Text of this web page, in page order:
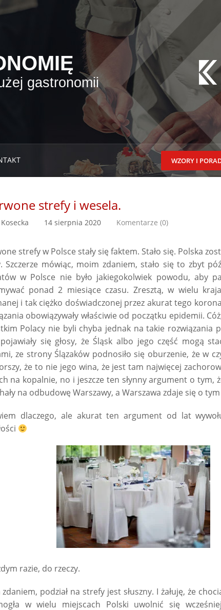
gastronomii
WZORY I
strefy i wesela.
14 sierpnia 2020 Komentarze (0)
strefy w Polsce stały się faktem. Stało się. Polska
Szczerze mówiąc, moim zdaniem, stało się to zbyt
w Polsce nie było jakiegokolwiek powodu, aby
ponad 2 miesiące czasu. Zresztą, w wielu
i tak ciężko doświadczonej przez akurat tego
obowiązywały właściwie od początku epidemii.
Polacy nie byli chyba jednak na takie rozwiązania
się głosy, że Śląsk albo jego część mogą
ze strony Ślązaków podnosiło się oburzenie, że w
że to nie jego wina, że jest tam najwięcej
na kopalnie, no i jeszcze ten słynny argument o tym,
na odbudowę Warszawy, a Warszawa zdaje się o
dlaczego, ale akurat ten argument od lat
razie, do rzeczy.
podział na strefy jest słuszny. I żałuję, że
w wielu miejscach Polski uwolnić się